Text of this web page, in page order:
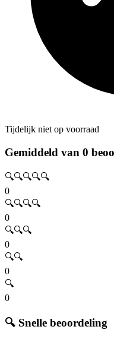
Tijdelijk niet op voorraad
Gemiddeld van 0
🔍🔍🔍🔍🔍
0
🔍🔍🔍🔍
0
🔍🔍🔍
0
🔍🔍
0
🔍
0
🔍 Snelle beoordeling